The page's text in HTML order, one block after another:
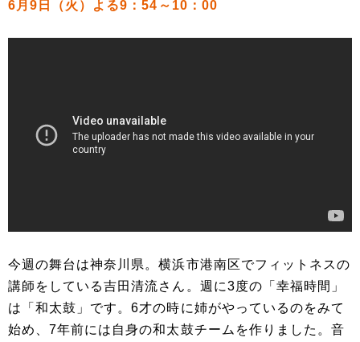
6月9日（火）よる9：54～10：00
今週の舞台は神奈川県。横浜市港南区でフィットネスの
講師をしている吉田清流さん。週に3度の「幸福時間」
は「和太鼓」です。6才の時に姉がやっているのをみて
始め、7年前には自身の和太鼓チームを作りました。音